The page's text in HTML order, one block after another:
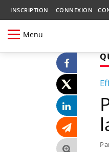
INSCRIPTION CONNEXION
Menu